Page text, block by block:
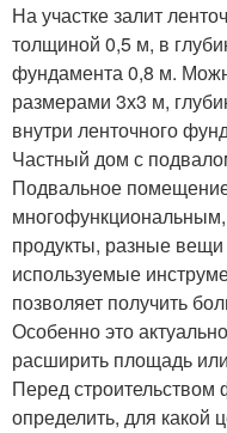
На участке залит
толщиной 0,5 м, в
фундамента 0,8 м.
размерами 3х3 м,
внутри ленточного
Частный дом с
Подвальное
продукты, разные
используемые
позволяет получить
Особенно это
расширить площадь
Перед
определить, для какой